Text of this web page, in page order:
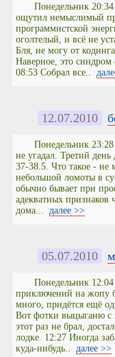
Понедельник
ощутил немыслимый
программистской
оголтелый, и всё не
Бля, не могу от кодинга
Наверное, это синдром
08:53 Собрал все..
12.07.2010
Понедельник
не угадал. Третий день
37-38.5. Что такое - не
небольшой ломоты в
обычно бывает при
адекватных признаков
дома... далее >>
05.07.2010
Понедельник
приключений на жопу
много, придётся ещё
Вот фотки выцыганю с
этот раз не брал,
лодке. 12:27 Иногда
куда-нибудь.. далее >>